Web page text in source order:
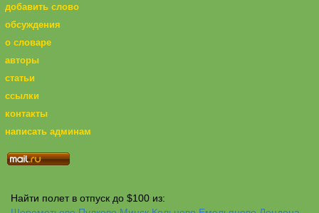
добавить слово
обсуждения
о словаре
авторы
статьи
ссылки
контакты
написать админам
Найти полет в отпуск до $100 из: